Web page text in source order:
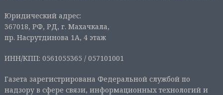
Юридический адрес:
367018, РФ, РД, г. Махачкала,
пр. Насрутдинова 1А, 4 этаж
ИНН/КПП: 0561055365 / 057101001
Газета зарегистрирована Федеральной службой по
надзору в сфере связи, информационных технологий и